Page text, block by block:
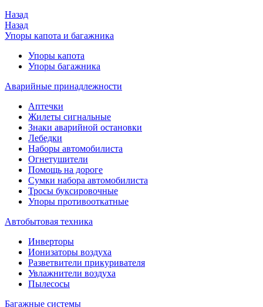
Назад
Назад
Упоры капота и багажника
Упоры капота
Упоры багажника
Аварийные принадлежности
Аптечки
Жилеты сигнальные
Знаки аварийной остановки
Лебедки
Наборы автомобилиста
Огнетушители
Помощь на дороге
Сумки набора автомобилиста
Тросы буксировочные
Упоры противооткатные
Автобытовая техника
Инверторы
Ионизаторы воздуха
Разветвители прикуривателя
Увлажнители воздуха
Пылесосы
Багажные системы